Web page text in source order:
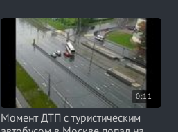
0:11
Момент ДТП с туристическим